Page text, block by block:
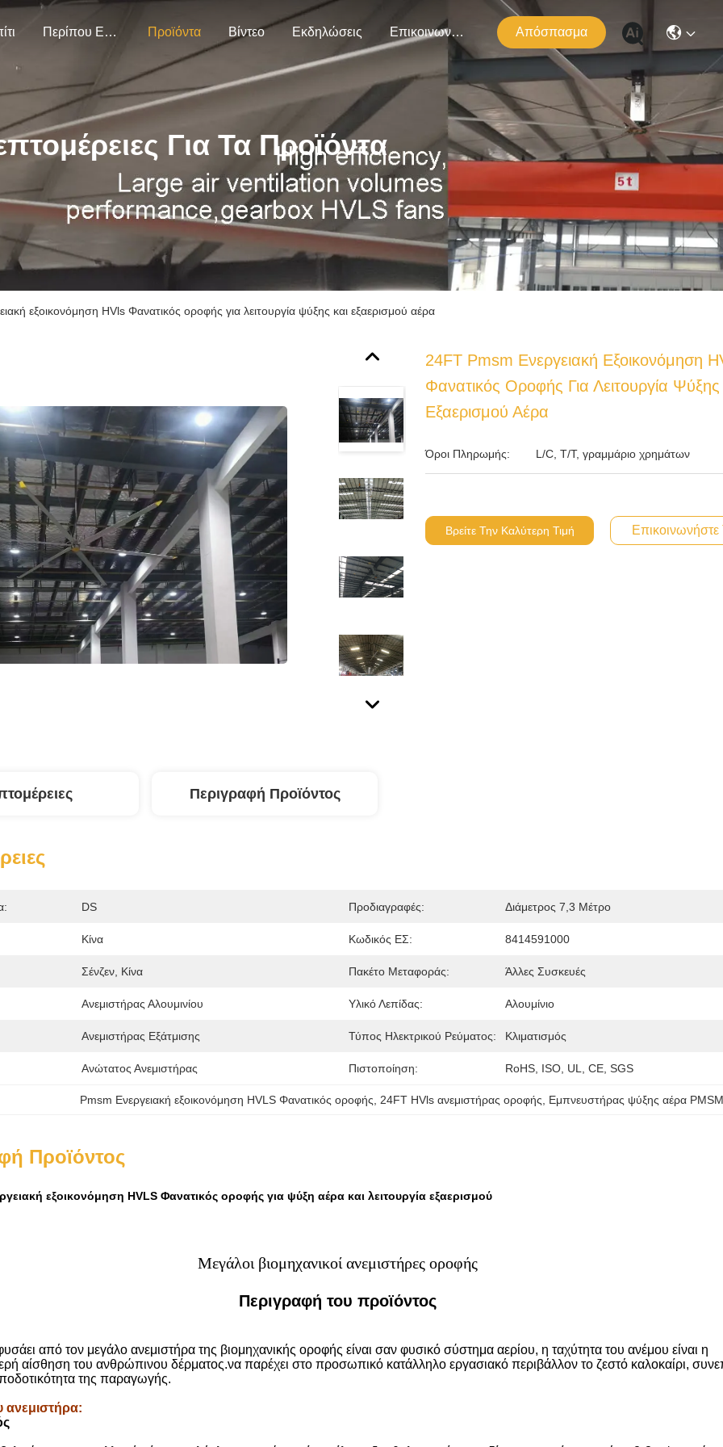
Περίπου Εμείς Προϊόντα Βίντεο Εκδηλώσεις Επικοινωνήστε Μαζί Μας Απόσπασμα
Για Τα Προϊόντα
εξοικονόμηση HVls Φανατικός οροφής για λειτουργία ψύξης και εξαερισμού αέρα
24FT Pmsm Ενεργειακή Εξοικονόμηση
Φανατικός Οροφής Για Λειτουργία Ψύξης
Εξαερισμού Αέρα
Όροι Πληρωμής: L/C, T/T, γραμμάριο χρημάτων
Βρείτε Την Καλύτερη Τιμή
Περιγραφή Προϊόντος
DS Προδιαγραφές: Διάμετρος 7,3 Μέτρο
Κίνα Κωδικός ΕΣ: 8414591000
Σένζεν, Κίνα Πακέτο Μεταφοράς: Άλλες Συσκευές
Ανεμιστήρας Αλουμινίου Υλικό Λεπίδας: Αλουμίνιο
Ανεμιστήρας Εξάτμισης Τύπος Ηλεκτρικού Ρεύματος: Κλιματισμός
Ανώτατος Ανεμιστήρας Πιστοποίηση: RoHS, ISO, UL, CE, SGS
Pmsm Ενεργειακή εξοικονόμηση HVLS Φανατικός οροφής 24FT HVls ανεμιστήρας οροφής Εμπνευστήρας ψύξης αέρα PMSM
Προϊόντος
εξοικονόμηση HVLS Φανατικός οροφής για ψύξη αέρα και λειτουργία εξαερισμού
Μεγάλοι βιομηχανικοί ανεμιστήρες οροφής
Περιγραφή του προϊόντος
από τον μεγάλο ανεμιστήρα της βιομηχανικής οροφής είναι σαν φυσικό σύστημα αερίου, η ταχύτητα του ανέμου είναι η
αίσθηση του ανθρώπινου δέρματος.να παρέχει στο προσωπικό κατάλληλο εργασιακό περιβάλλον το ζεστό καλοκαίρι,
της παραγωγής.
ανεμιστήρα: